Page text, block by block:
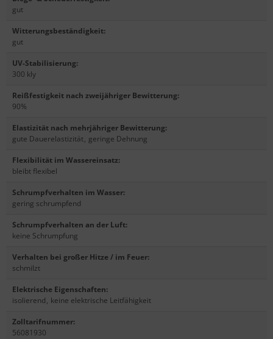
gut
Witterungsbeständigkeit:
gut
UV-Stabilisierung:
300 kly
Reißfestigkeit nach zweijähriger Bewitterung:
90%
Elastizität nach mehrjähriger Bewitterung:
gute Dauerelastizität, geringe Dehnung
Flexibilität im Wassereinsatz:
bleibt flexibel
Schrumpfverhalten im Wasser:
gering schrumpfend
Schrumpfverhalten an der Luft:
keine Schrumpfung
Verhalten bei großer Hitze / im Feuer:
schmilzt
Elektrische Eigenschaften:
isolierend, keine elektrische Leitfähigkeit
Zolltarifnummer:
56081930